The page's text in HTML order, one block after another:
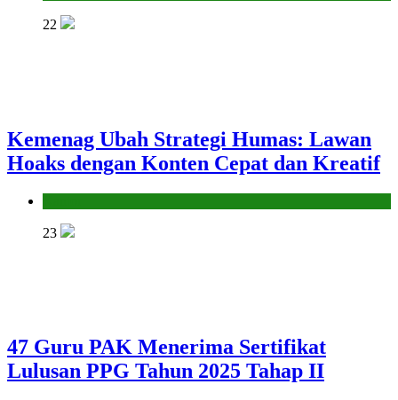
22
Kemenag Ubah Strategi Humas: Lawan
Hoaks dengan Konten Cepat dan Kreatif
23
47 Guru PAK Menerima Sertifikat
Lulusan PPG Tahun 2025 Tahap II